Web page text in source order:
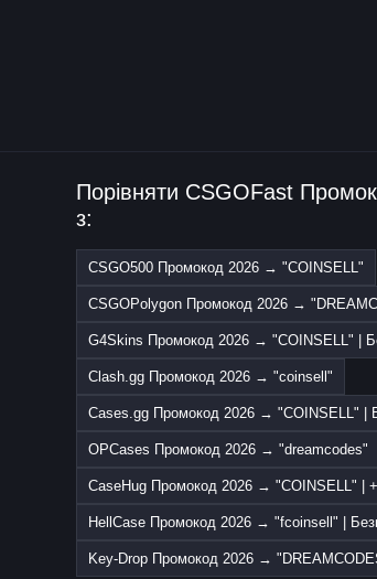
Порівняти CSGOFast
з:
CSGO500 Промокод 2026 → "COINSELL"
CSGOPolygon Промокод 2026 →
G4Skins Промокод 2026 → "COINSELL" |
Clash.gg Промокод 2026 → "coinsell"
Cases.gg Промокод 2026 → "COINSELL" |
OPCases Промокод 2026 → "dreamcodes"
CaseHug Промокод 2026 → "COINSELL" |
HellCase Промокод 2026 → "fcoinsell" |
Key-Drop Промокод 2026 →